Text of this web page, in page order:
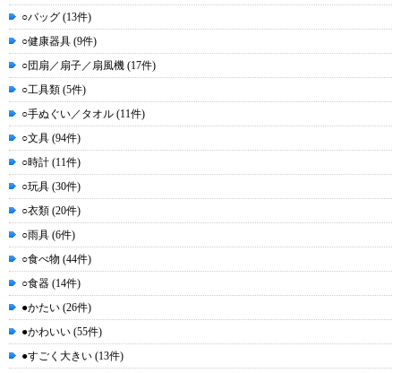
○バッグ (13件)
○健康器具 (9件)
○団扇／扇子／扇風機 (17件)
○工具類 (5件)
○手ぬぐい／タオル (11件)
○文具 (94件)
○時計 (11件)
○玩具 (30件)
○衣類 (20件)
○雨具 (6件)
○食べ物 (44件)
○食器 (14件)
●かたい (26件)
●かわいい (55件)
●すごく大きい (13件)